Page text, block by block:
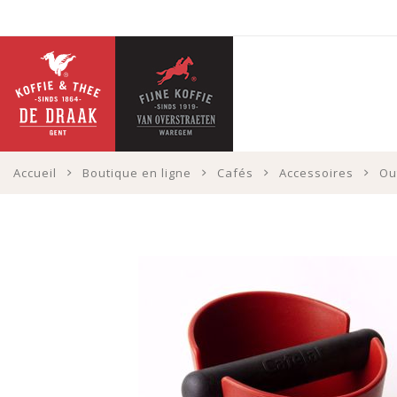
Accueil Boutique en ligne Cafés Accessoires